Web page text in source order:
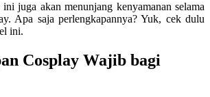
ini juga akan menunjang kenyamanan selama
Apa saja perlengkapannya? Yuk, cek dulu
ini.
Cosplay Wajib bagi